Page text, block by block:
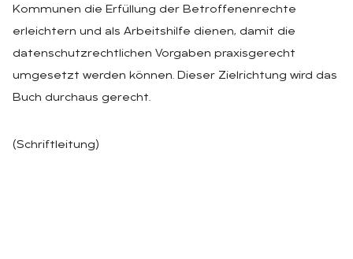
Kommunen die Erfüllung der Betroffenenrechte
erleichtern und als Arbeitshilfe dienen, damit die
datenschutzrechtlichen Vorgaben praxisgerecht
umgesetzt werden können. Dieser Zielrichtung wird das
Buch durchaus gerecht.
(Schriftleitung)